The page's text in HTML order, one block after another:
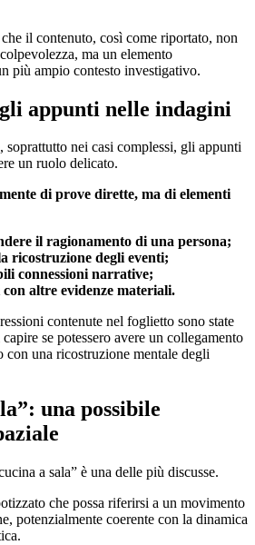
il contenuto, così come riportato, non
ma un elemento
più ampio contesto investigativo.
appunti nelle indagini
nei casi complessi, gli appunti
un ruolo delicato.
di prove dirette, ma di elementi
il ragionamento di una persona;
ricostruzione degli eventi;
connessioni narrative;
altre evidenze materiali.
contenute nel foglietto sono state
se potessero avere un collegamento
con una ricostruzione mentale degli
una possibile
a sala” è una delle più discusse.
che possa riferirsi a un movimento
potenzialmente coerente con la dinamica